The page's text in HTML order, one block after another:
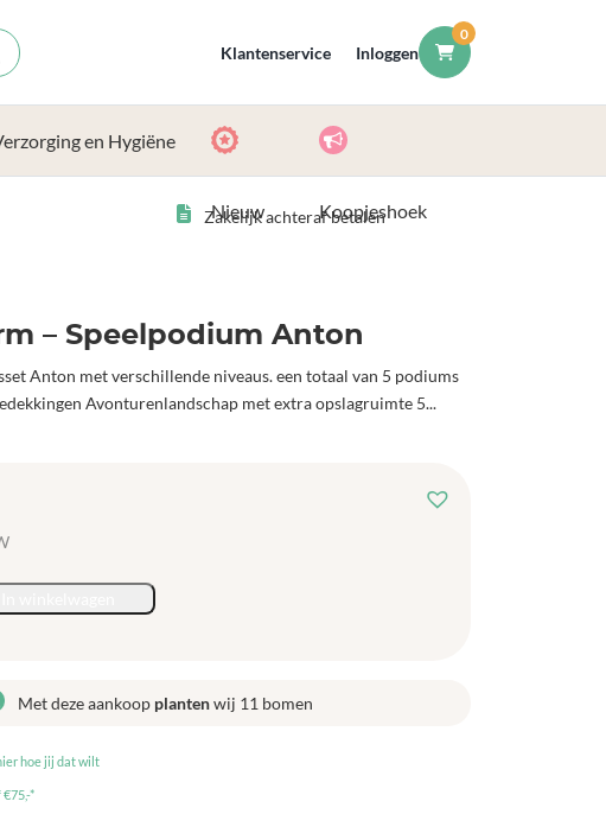
Klantenservice Inloggen
0
en Hygiëne
Nieuw Koopjeshoek
Zakelijk achteraf betalen
– Speelpodium Anton
Anton met verschillende niveaus. een totaal van 5 podiums
Avonturenlandschap met extra opslagruimte 5...
Met deze aankoop plantenwij 11 bomen
hoe jij dat wilt
*